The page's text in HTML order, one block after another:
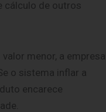
cálculo de outros
menor, a empresa
o sistema inflar a
encarece